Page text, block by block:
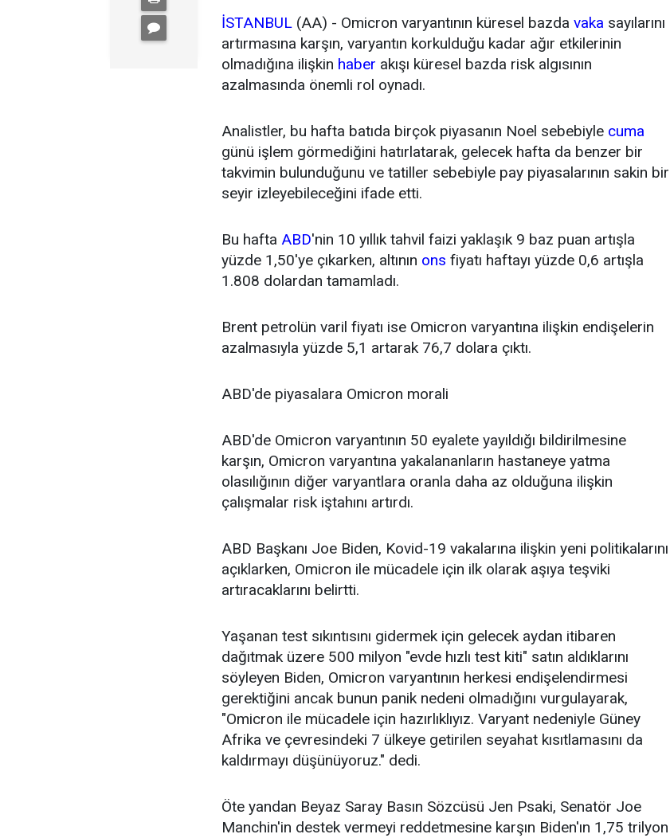
İSTANBUL (AA) - Omicron varyantının küresel bazda vaka sayılarını
artırmasına karşın, varyantın korkulduğu kadar ağır etkilerinin
olmadığına ilişkin haber akışı küresel bazda risk algısının
azalmasında önemli rol oynadı.
Analistler, bu hafta batıda birçok piyasanın Noel sebebiyle cuma
günü işlem görmediğini hatırlatarak, gelecek hafta da benzer bir
takvimin bulunduğunu ve tatiller sebebiyle pay piyasalarının sakin bir
seyir izleyebileceğini ifade etti.
Bu hafta ABD'nin 10 yıllık tahvil faizi yaklaşık 9 baz puan artışla
yüzde 1,50'ye çıkarken, altının ons fiyatı haftayı yüzde 0,6 artışla
1.808 dolardan tamamladı.
Brent petrolün varil fiyatı ise Omicron varyantına ilişkin endişelerin
azalmasıyla yüzde 5,1 artarak 76,7 dolara çıktı.
ABD'de piyasalara Omicron morali
ABD'de Omicron varyantının 50 eyalete yayıldığı bildirilmesine
karşın, Omicron varyantına yakalananların hastaneye yatma
olasılığının diğer varyantlara oranla daha az olduğuna ilişkin
çalışmalar risk iştahını artırdı.
ABD Başkanı Joe Biden, Kovid-19 vakalarına ilişkin yeni politikalarını
açıklarken, Omicron ile mücadele için ilk olarak aşıya teşviki
artıracaklarını belirtti.
Yaşanan test sıkıntısını gidermek için gelecek aydan itibaren
dağıtmak üzere 500 milyon "evde hızlı test kiti" satın aldıklarını
söyleyen Biden, Omicron varyantının herkesi endişelendirmesi
gerektiğini ancak bunun panik nedeni olmadığını vurgulayarak,
"Omicron ile mücadele için hazırlıklıyız. Varyant nedeniyle Güney
Afrika ve çevresindeki 7 ülkeye getirilen seyahat kısıtlamasını da
kaldırmayı düşünüyoruz." dedi.
Öte yandan Beyaz Saray Basın Sözcüsü Jen Psaki, Senatör Joe
Manchin'in destek vermeyi reddetmesine karşın Biden'ın 1,75 trilyon